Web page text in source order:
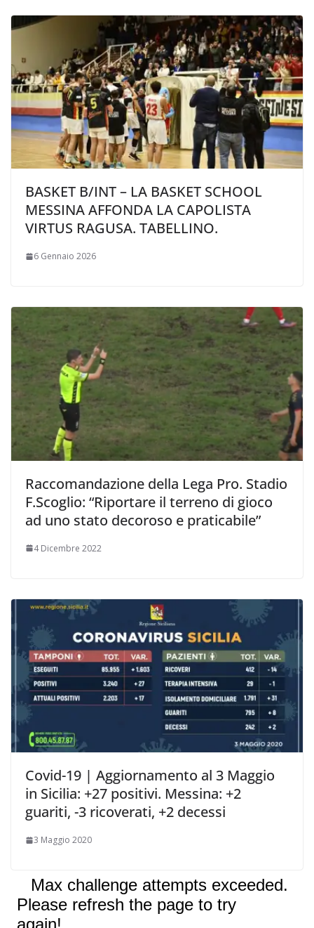
BASKET B/INT – LA BASKET SCHOOL
MESSINA AFFONDA LA CAPOLISTA
VIRTUS RAGUSA. TABELLINO.
6 Gennaio 2026
Raccomandazione della Lega Pro. Stadio
F.Scoglio: “Riportare il terreno di gioco
ad uno stato decoroso e praticabile”
4 Dicembre 2022
Covid-19 | Aggiornamento al 3 Maggio
in Sicilia: +27 positivi. Messina: +2
guariti, -3 ricoverati, +2 decessi
3 Maggio 2020